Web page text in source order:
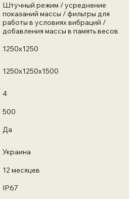
Штучный режим / усреднение
показаний массы / фильтры для
работы в условиях вибраций /
добавления массы в память весов
1250х1250
1250х1250х1500
4
500
Да
Украина
12 месяцев
IP67